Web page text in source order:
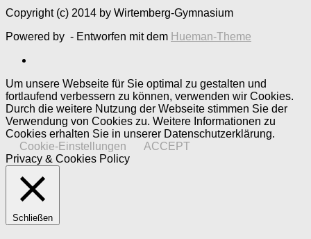
Copyright (c) 2014 by Wirtemberg-Gymnasium
Powered by - Entworfen mit dem Hueman-Theme
Um unsere Webseite für Sie optimal zu gestalten und
fortlaufend verbessern zu können, verwenden wir Cookies.
Durch die weitere Nutzung der Webseite stimmen Sie der
Verwendung von Cookies zu. Weitere Informationen zu
Cookies erhalten Sie in unserer Datenschutzerklärung.
Cookie-Einstellungen
ACCEPT
Privacy & Cookies Policy
Schließen